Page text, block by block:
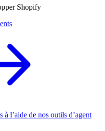
Shopify
l’aide de nos outils d’agent